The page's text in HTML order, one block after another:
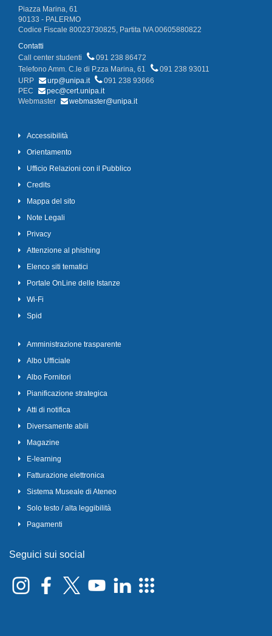
Piazza Marina, 61
90133 - PALERMO
Codice Fiscale 80023730825, Partita IVA 00605880822
Contatti
Call center studenti
091 238 86472
Telefono Amm. C.le di P.zza Marina, 61
091 238 93011
URP
urp@unipa.it
091 238 93666
PEC
pec@cert.unipa.it
Webmaster
webmaster@unipa.it
Accessibilità
Orientamento
Ufficio Relazioni con il Pubblico
Credits
Mappa del sito
Note Legali
Privacy
Attenzione al phishing
Elenco siti tematici
Portale OnLine delle Istanze
Wi-Fi
Spid
Amministrazione trasparente
Albo Ufficiale
Albo Fornitori
Pianificazione strategica
Atti di notifica
Diversamente abili
Magazine
E-learning
Fatturazione elettronica
Sistema Museale di Ateneo
Solo testo / alta leggibilità
Pagamenti
Seguici sui social